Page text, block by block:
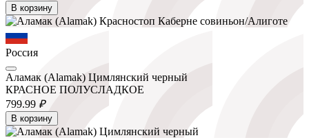
В корзину
Россия
Аламак (Alamak) Цимлянский черный
КРАСНОЕ ПОЛУСЛАДКОЕ
799.99 ₽
В корзину